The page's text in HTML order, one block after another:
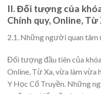
II. Đối tượng của
Chính quy, Online,
2.1. Những người quan tâm
Đối tượng đầu tiên của
Online, Từ Xa, vừa làm vừa
Y Học Cổ Truyền. Những